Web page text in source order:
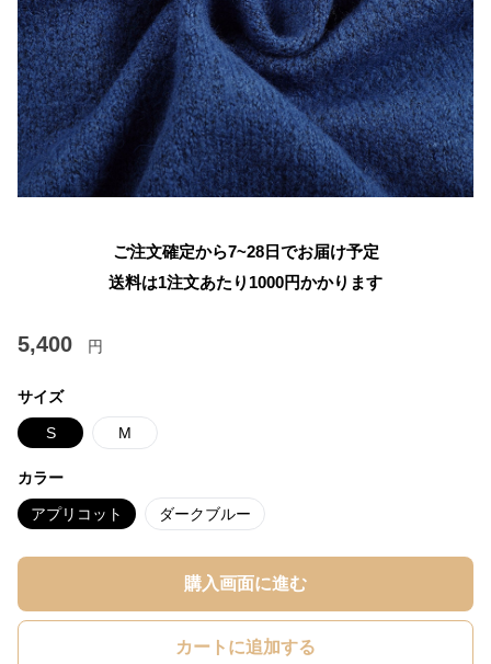
ご注文確定から7~28日でお届け予定
送料は1注文あたり 1000円かかります
5,400 円
サイズ
S M
カラー
アプリコット ダークブルー
購入画面に進む
カートに追加する